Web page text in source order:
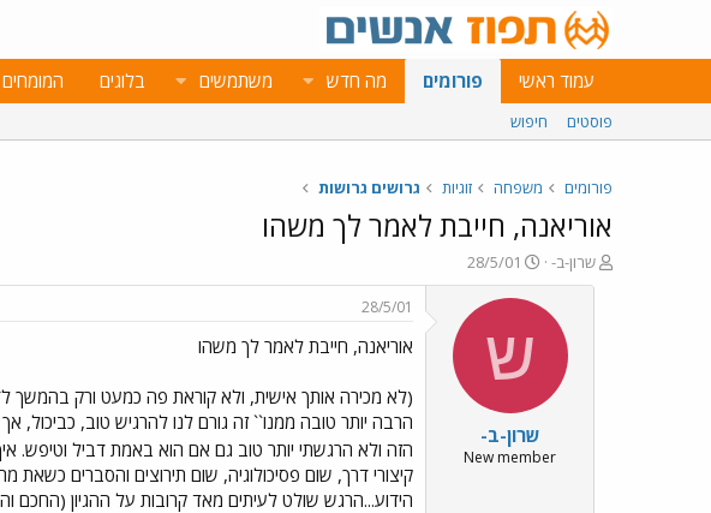
עמוד ראשי פורומים מה חדש משתמשים בלוגים המומחים
פוסטים חיפוש
פורומים משפחה זוגיות גרושים גרושות
אוריאנה, חייבת לאמר לך משהו
פ
ו
שרון-ב-
פ
ו
ר
ם
ב
א
ר
י
28/5/01
ש
שרון-ב-
New member
28/5/01
אוריאנה, חייבת לאמר לך משהו
(לא מכירה אותך אישית, ולא קוראת פה כמעט ורק בהמשך
הרבה יותר טובה ממנו`` זה גורם לנו להרגיש טוב,
הזה ולא הרגשתי יותר טוב גם אם הוא באמת דביל וטיפש.
קיצורי דרך, שום פסיכולוגיה, שום תירוצים והסברים
הידוע...הרגש שולט לעיתים מאד קרובות על ההגיון (החכם